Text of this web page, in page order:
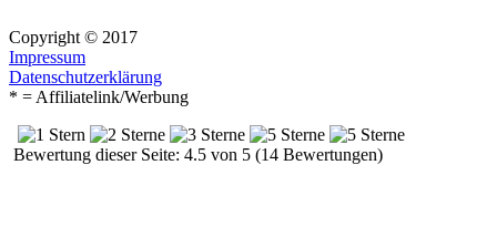
Copyright © 2017
Impressum
Datenschutzerklärung
* = Affiliatelink/Werbung
Bewertung dieser Seite: 4.5 von 5 (14 Bewertungen)